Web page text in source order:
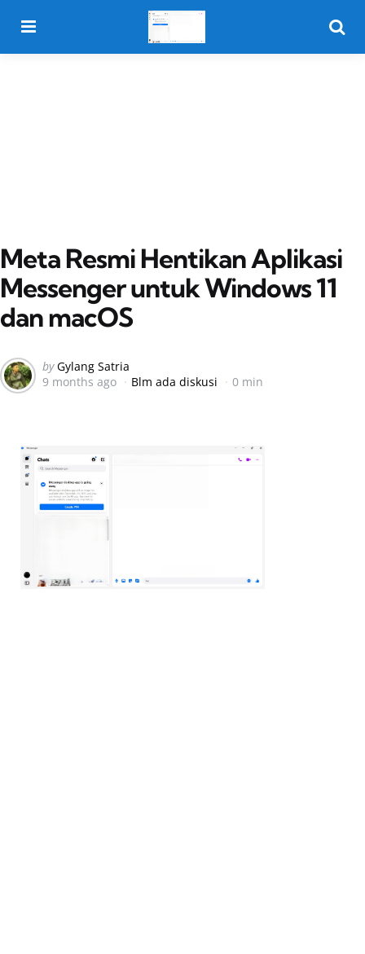
Meta Resmi Hentikan Aplikasi
Messenger untuk Windows 11
dan macOS
Posted
by
by Gylang Satria
9 months ago
Blm ada diskusi 0 min